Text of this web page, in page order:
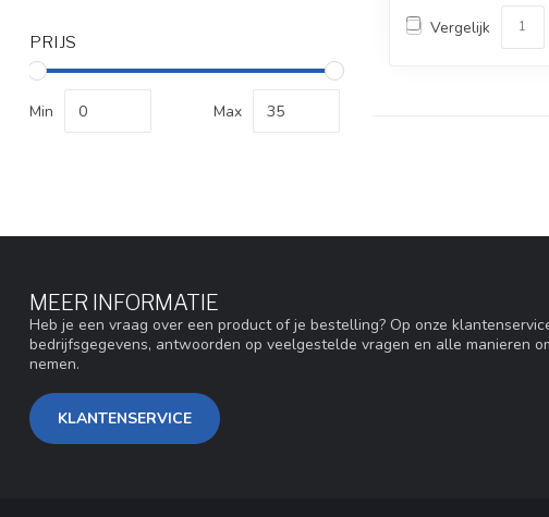
PRIJS
Min Max
Vergelijk
MEER INFORMATIE
Heb je een vraag over een product of je bestelling? Op onze
bedrijfsgegevens, antwoorden op veelgestelde vragen en alle manieren
nemen.
KLANTENSERVICE